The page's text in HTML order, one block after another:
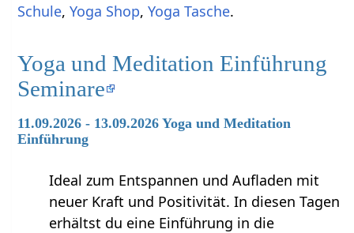
Schule,Yoga Shop,Yoga Tasche.
Yoga und Meditation Einführung
Seminare
11.09.2026 - 13.09.2026 Yoga und Meditation
Einführung
Ideal zum Entspannen und Aufladen mit
neuer Kraft und Positivität. In diesen Tagen
erhältst du eine Einführung in die